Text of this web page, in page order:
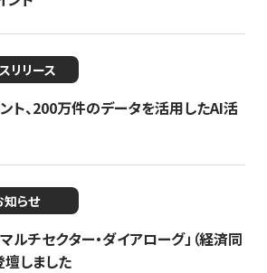
リリース
ト、200万件のデータを活用したAI活
知らせ
ルチセクター・ダイアローグ」（経済同
しました